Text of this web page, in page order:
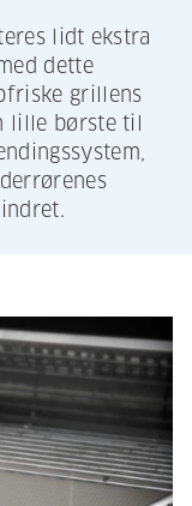
lidt ekstra
dette
grillens
lille børste til